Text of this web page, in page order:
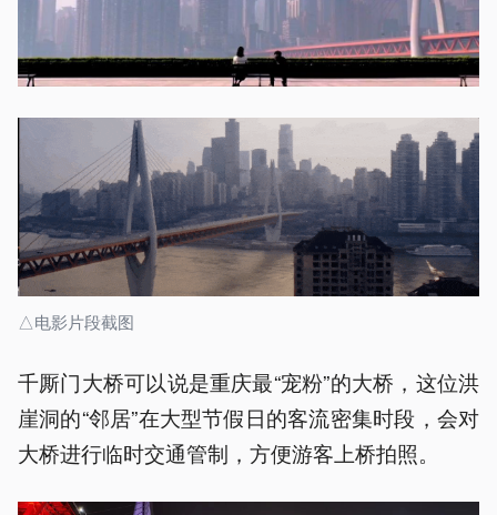
△电影片段截图
千厮门大桥可以说是重庆最“宠粉”的大桥，这位洪
崖洞的“邻居”在大型节假日的客流密集时段，会对
大桥进行临时交通管制，方便游客上桥拍照。